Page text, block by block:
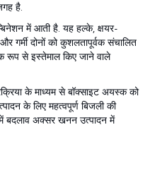
है.
में आती है. यह हल्के, क्षयर-
गर्मी दोनों को कुशलतापूर्वक संचालित
रूप से इस्तेमाल किए जाने वाले
के माध्यम से बॉक्साइट अयस्क को
के लिए महत्वपूर्ण बिजली की
बदलाव अक्सर खनन उत्पादन में